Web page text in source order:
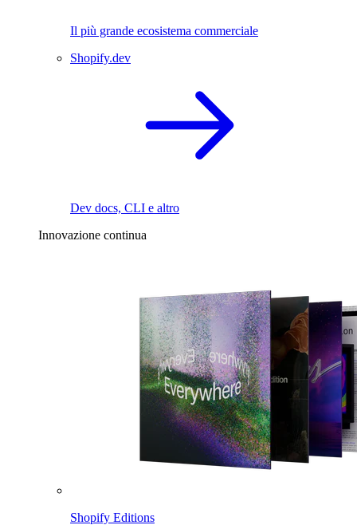
Il più grande ecosistema commerciale
Shopify.dev
Dev docs, CLI e altro
Innovazione continua
Shopify Editions